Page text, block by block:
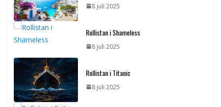
8 juli 2025
Rollistan i Shameless
8 juli 2025
Rollistan i Titanic
8 juli 2025